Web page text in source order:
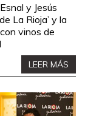
y Jesús
La Rioja’ y la
vinos de
LEER MÁS